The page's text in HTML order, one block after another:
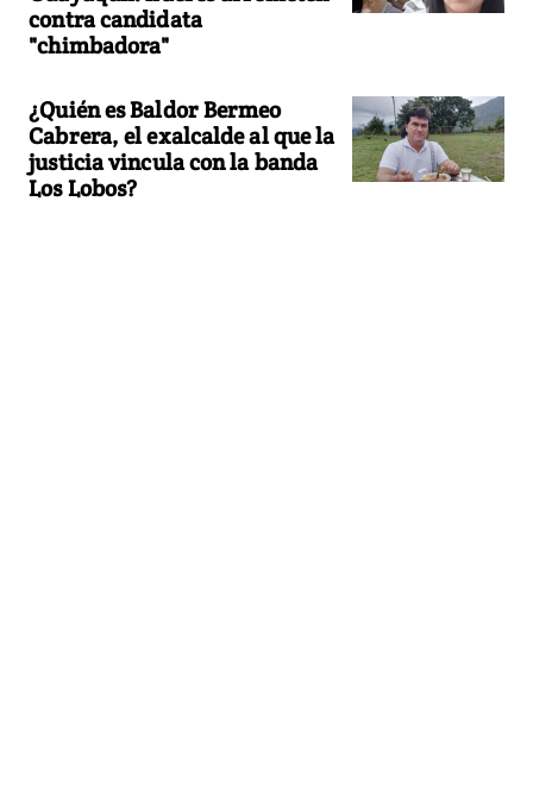
contra candidata
"chimbadora"
¿Quién es Baldor Bermeo
Cabrera, el exalcalde al que la
justicia vincula con la banda
Los Lobos?